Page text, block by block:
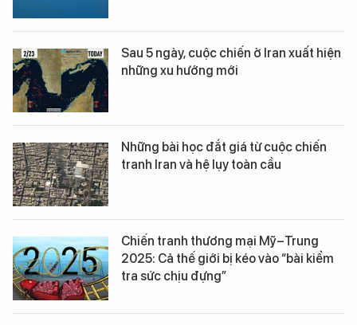
Sau 5 ngày, cuộc chiến ở Iran xuất hiện
những xu hướng mới
Những bài học đắt giá từ cuộc chiến
tranh Iran và hệ lụy toàn cầu
Chiến tranh thương mại Mỹ–Trung
2025: Cả thế giới bị kéo vào “bài kiểm
tra sức chịu đựng”